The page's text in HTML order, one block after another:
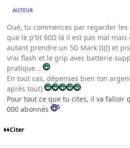
AUTEUR
Oué, tu commences par regarder
que le p'tit 60D là il est pas mal
autant prendre un 5D Mark II(I) et
vrai flash et le grip avec batterie
pratique...
En tout cas, dépenses bien ton
après tout)
Pour tout ce que tu cites, il va falloir
000 abonnés
Citer